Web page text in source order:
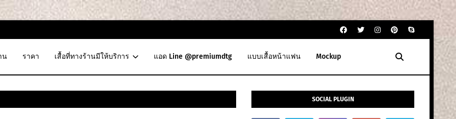
น ราคา เสื้อที่ทางร้านมีให้บริการ แอด Line @premiumdtg แบบเสื้อหน้าแฟน Mockup
SOCIAL PLUGIN